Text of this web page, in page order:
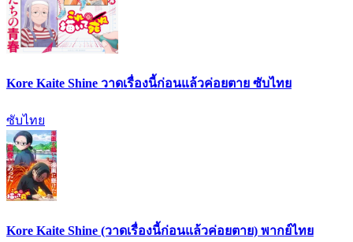
Kore Kaite Shine วาดเรื่องนี้ก่อนแล้วค่อยตาย ซับไทย
ซับไทย
Kore Kaite Shine (วาดเรื่องนี้ก่อนแล้วค่อยตาย) พากย์ไทย